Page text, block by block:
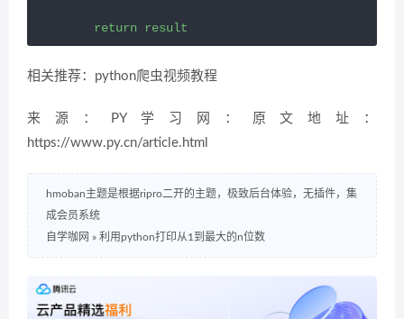
return result
相关推荐：python爬虫视频教程
来源：PY学习网：原文地址：
https://www.py.cn/article.html
hmoban主题是根据ripro二开的主题，极致后台体验，无插件，集
成会员系统
自学咖网 » 利用python打印从1到最大的n位数